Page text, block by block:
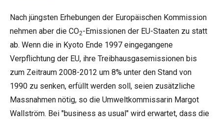
Nach jüngsten Erhebungen der Europäischen Kommission
nehmen aber die CO2-Emissionen der EU-Staaten zu statt
ab. Wenn die in Kyoto Ende 1997 eingegangene
Verpflichtung der EU, ihre Treibhausgasemissionen bis
zum Zeitraum 2008-2012 um 8% unter den Stand von
1990 zu senken, erfüllt werden soll, seien zusätzliche
Massnahmen nötig, so die Umweltkommissarin Margot
Wallström. Bei "business as usual" wird erwartet, dass die